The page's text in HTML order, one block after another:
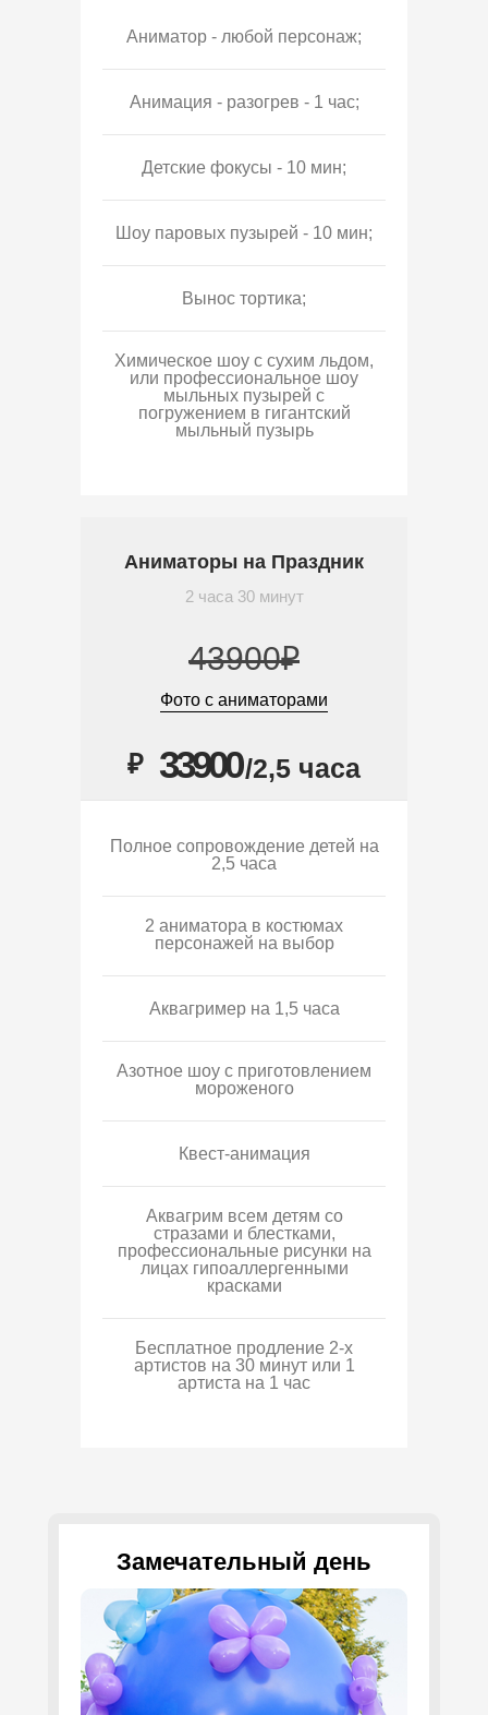
Аниматор - любой персонаж;
Анимация - разогрев - 1 час;
Детские фокусы - 10 мин;
Шоу паровых пузырей - 10 мин;
Вынос тортика;
Химическое шоу с сухим льдом,
или профессиональное шоу
мыльных пузырей с
погружением в гигантский
мыльный пузырь
Аниматоры на Праздник
2 часа 30 минут
43900₽
Фото с аниматорами
₽ 33900/2,5 часа
Полное сопровождение детей на
2,5 часа
2 аниматора в костюмах
персонажей на выбор
Аквагример на 1,5 часа
Азотное шоу с приготовлением
мороженого
Квест-анимация
Аквагрим всем детям со
стразами и блестками,
профессиональные рисунки на
лицах гипоаллергенными
красками
Бесплатное продление 2-х
артистов на 30 минут или 1
артиста на 1 час
Замечательный день